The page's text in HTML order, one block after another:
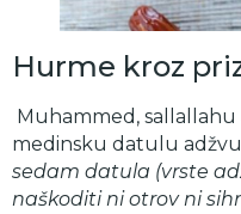
Hurme kroz
Muhammed, sallallahu
medinsku datulu
sedam datula (vrste
naškoditi ni otrov ni sihr